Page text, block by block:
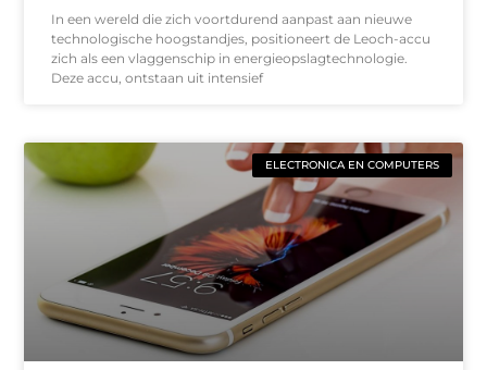
In een wereld die zich voortdurend aanpast aan nieuwe
technologische hoogstandjes, positioneert de Leoch-accu
zich als een vlaggenschip in energieopslagtechnologie.
Deze accu, ontstaan uit intensief
ELECTRONICA EN COMPUTERS